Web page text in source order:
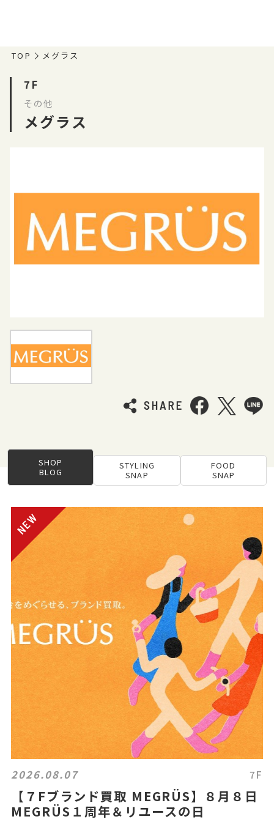
TOP メグラス
7F
その他
メグラス
SHOP
BLOG
STYLING
SNAP
FOOD
SNAP
2026.08.07 7F
【７Fブランド買取 MEGRÜS】８月８日
MEGRÜS１周年＆リユースの日